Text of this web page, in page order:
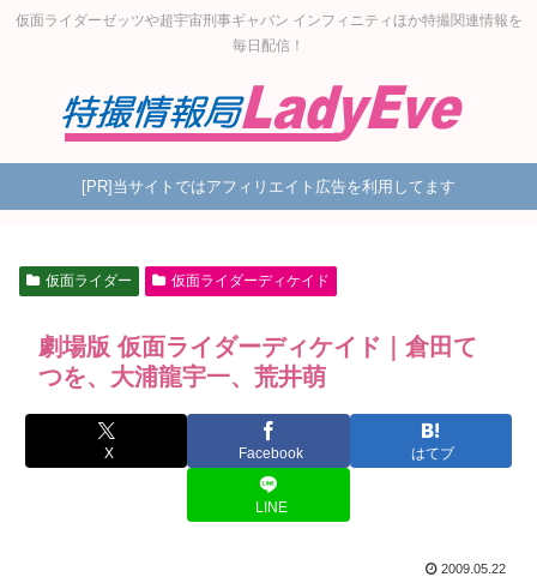
仮面ライダーゼッツや超宇宙刑事ギャバン インフィニティほか特撮関連情報を
毎日配信！
[PR]当サイトではアフィリエイト広告を利用してます
仮面ライダー 仮面ライダーディケイド
劇場版 仮面ライダーディケイド｜倉田て
つを、大浦龍宇一、荒井萌
X Facebook はてブ
LINE
2009.05.22